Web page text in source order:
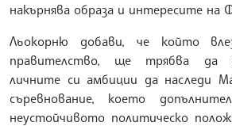
накърнява образа и интересите на
Льокорню добави, че който
правителство, ще трябва да
личните си амбиции да наследи
съревнование, което
неустойчивото политическо